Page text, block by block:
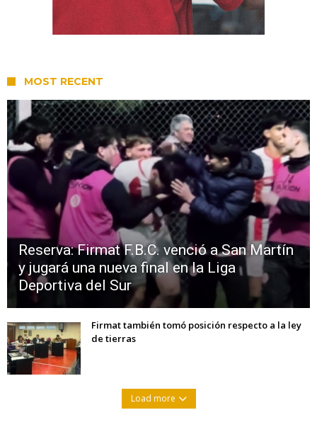
MOST RECENT
Reserva: Firmat F.B.C. venció a San Martín
y jugará una nueva final en la Liga
Deportiva del Sur
Firmat también tomó posición respecto a la ley
de tierras
Load more